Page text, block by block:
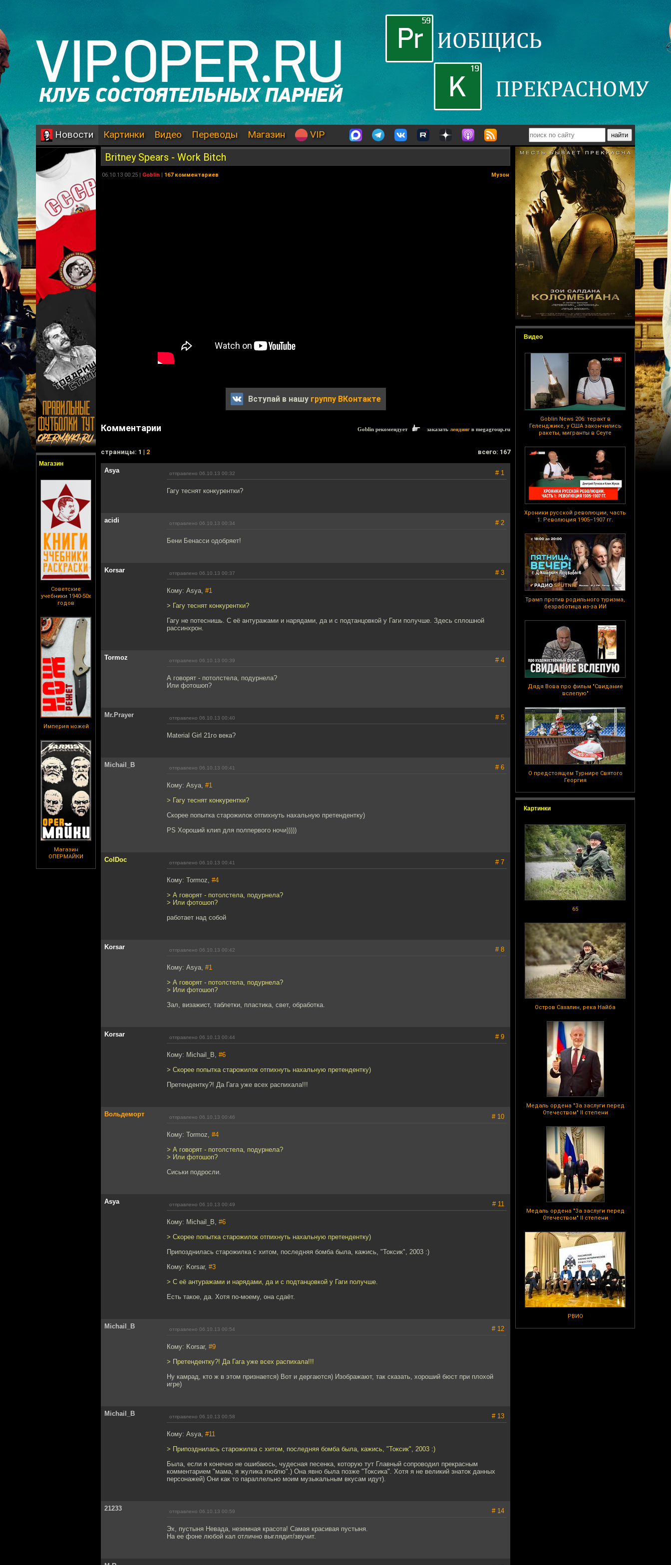
Новости Картинки Видео Переводы Магазин VIP
Магазин
Советские
учебники 1940-50х
годов
Империя ножей
Магазин
ОПЕРМАЙКИ
Видео
Goblin News 206: теракт в
Геленджике, у США закончились
ракеты, мигранты в Сеуте
Хроники русской революции, часть
1: Революция 1905–1907 гг.
Трамп против родильного туризма,
безработица из-за ИИ
Дядя Вова про фильм "Свидание
вслепую"
О предстоящем Турнире Святого
Георгия
Картинки
65
Остров Сахалин, река Найба
Медаль ордена "За заслуги перед
Отечеством" II степени
Медаль ордена "За заслуги перед
Отечеством" II степени
РВИО
Britney Spears - Work Bitch
06.10.13 00:25 | Goblin | 167 комментариев Музон
Вступай в нашу группу ВКонтакте
Комментарии Goblin рекомендует заказать лендинг в megagroup.ru
cтраницы: 1 | 2 всего: 167
Asya отправлено 06.10.13 00:32 # 1
Гагу теснят конкурентки?
acidi отправлено 06.10.13 00:34 # 2
Бени Бенасси одобряет!
Korsar отправлено 06.10.13 00:37 # 3
Кому: Asya, #1
> Гагу теснят конкурентки?
Гагу не потеснишь. С её антуражами и нарядами, да и с подтанцовкой у Гаги получше. Здесь сплошной
рассинхрон.
Tormoz отправлено 06.10.13 00:39 # 4
А говорят - потолстела, подурнела?
Или фотошоп?
Mr.Prayer отправлено 06.10.13 00:40 # 5
Material Girl 21го века?
Michail_B отправлено 06.10.13 00:41 # 6
Кому: Asya, #1
> Гагу теснят конкурентки?
Скорее попытка старожилок отпихнуть нахальную претендентку)
PS Хороший клип для полпервого ночи)))))
ColDoc отправлено 06.10.13 00:41 # 7
Кому: Tormoz, #4
> А говорят - потолстела, подурнела?
> Или фотошоп?
работает над собой
Korsar отправлено 06.10.13 00:42 # 8
Кому: Asya, #1
> А говорят - потолстела, подурнела?
> Или фотошоп?
Зал, визажист, таблетки, пластика, свет, обработка.
Korsar отправлено 06.10.13 00:44 # 9
Кому: Michail_B, #6
> Скорее попытка старожилок отпихнуть нахальную претендентку)
Претендентку?! Да Гага уже всех распихала!!!
Вольдеморт отправлено 06.10.13 00:46 # 10
Кому: Tormoz, #4
> А говорят - потолстела, подурнела?
> Или фотошоп?
Сиськи подросли.
Asya отправлено 06.10.13 00:49 # 11
Кому: Michail_B, #6
> Скорее попытка старожилок отпихнуть нахальную претендентку)
Припозднилась старожилка с хитом, последняя бомба была, кажись, "Токсик", 2003 :)
Кому: Korsar, #3
> С её антуражами и нарядами, да и с подтанцовкой у Гаги получше.
Есть такое, да. Хотя по-моему, она сдаёт.
Michail_B отправлено 06.10.13 00:54 # 12
Кому: Korsar, #9
> Претендентку?! Да Гага уже всех распихала!!!
Ну камрад, кто ж в этом признается) Вот и дергаются) Изображают, так сказать, хороший бюст при плохой
игре)
Michail_B отправлено 06.10.13 00:58 # 13
Кому: Asya, #11
> Припозднилась старожилка с хитом, последняя бомба была, кажись, "Токсик", 2003 :)
Была, если я конечно не ошибаюсь, чудесная песенка, которую тут Главный сопроводил прекрасным
комментарием "мама, я жулика люблю".) Она явно была позже "Токсика". Хотя я не великий знаток данных
персонажей) Они как то параллельно моим музыкальным вкусам идут).
21233 отправлено 06.10.13 00:59 # 14
Эх, пустыня Невада, неземная красота! Самая красивая пустыня.
На ее фоне любой кал отлично выглядит/звучит.